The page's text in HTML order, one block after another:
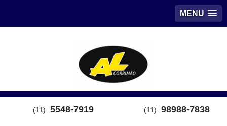
MENU
(11) 5548-7919 (11) 98988-7838